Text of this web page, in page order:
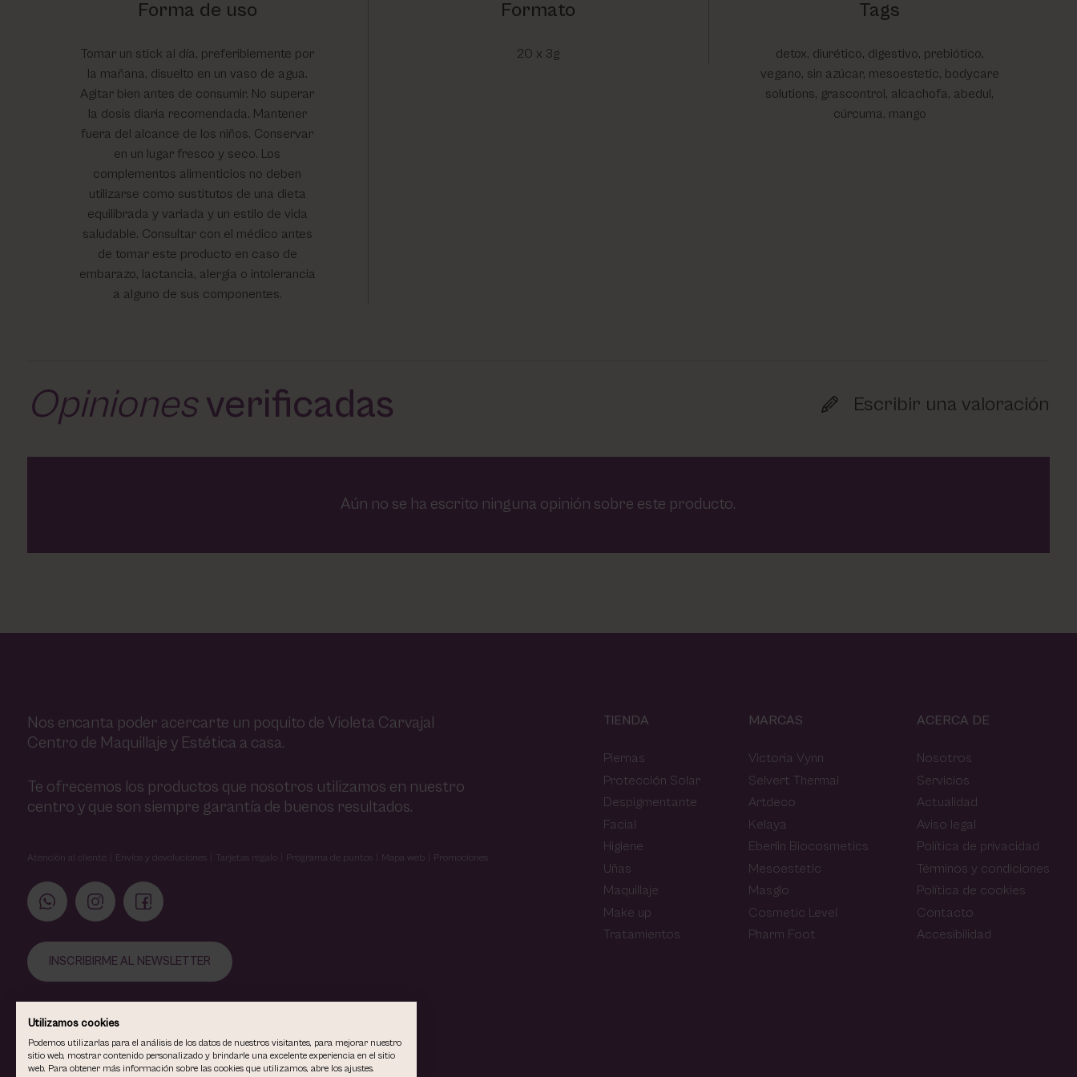
Forma de uso
Tomar un stick al día, preferiblemente por
la mañana, disuelto en un vaso de agua.
Agitar bien antes de consumir. No superar
la dosis diaria recomendada. Mantener
fuera del alcance de los niños. Conservar
en un lugar fresco y seco. Los
complementos alimenticios no deben
utilizarse como sustitutos de una dieta
equilibrada y variada y un estilo de vida
saludable. Consultar con el médico antes
de tomar este producto en caso de
embarazo, lactancia, alergia o intolerancia
a alguno de sus componentes.
Formato
20 x 3g
Tags
detox, diurético, digestivo, prebiótico,
vegano, sin azúcar, mesoestetic, bodycare
solutions, grascontrol, alcachofa, abedul,
cúrcuma, mango
Opinionesverificadas Escribir una valoración
Aún no se ha escrito ninguna opinión sobre este producto.
Nos encanta poder acercarte un poquito de Violeta Carvajal
Centro de Maquillaje y Estética a casa.
Te ofrecemos los productos que nosotros utilizamos en nuestro
centro y que son siempre garantía de buenos resultados.
Atención al cliente Envíos y devoluciones Tarjetas regalo Programa de puntos Mapa web Promociones
INSCRIBIRME AL NEWSLETTER
TIENDA
Piernas
Protección Solar
Despigmentante
Facial
Higiene
Uñas
Maquillaje
Make up
Tratamientos
MARCAS
Victoria Vynn
Selvert Thermal
Artdeco
Kelaya
Eberlin Biocosmetics
Mesoestetic
Masglo
Cosmetic Level
Pharm Foot
ACERCA DE
Nosotros
Servicios
Actualidad
Aviso legal
Política de privacidad
Términos y condiciones
Política de cookies
Contacto
Accesibilidad
Utilizamos cookies
Podemos utilizarlas para el análisis de los datos de nuestros visitantes, para mejorar nuestro
sitio web, mostrar contenido personalizado y brindarle una excelente experiencia en el sitio
web. Para obtener más información sobre las cookies que utilizamos, abre los ajustes.